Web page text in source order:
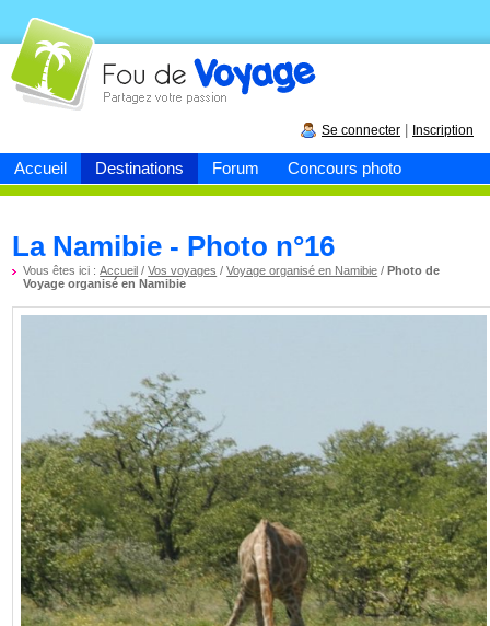
Accueil Destinations Forum Concours photo
Fou devoyage
Se connecter Inscription
La Namibie - Photo n°16
Vous êtes ici :Accueil /Vos voyages /Voyage organisé en Namibie /Photo de
Voyage organisé en Namibie